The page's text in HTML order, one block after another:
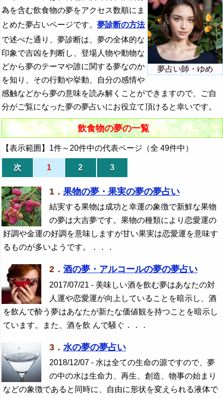
環境や自然の夢
災害や戦いの夢
夢占い師・ゆめ
為を含む飲食物の夢をアクセス数順にま
とめた夢占いページです。 夢診断の方法
で述べた通り、夢診断は、夢の全体的な
印象で吉凶を判断し、登場人物や動物な
どから夢のテーマや誰に関する夢なのか
を知り、その行動や挙動、自分の感情や
感触などから夢の意味を読み解くことができますので、ご自
分がご覧になった夢の夢占いにお役立て頂けると幸いです。
飲食物の夢の一覧
【表示範囲】1件～20件中の代表ページ（全 49件中）
次 1 2 3
1． 果物の夢・果実の夢の夢占い
結実する果物は成功と幸運の象徴で新鮮な果物
の夢は大吉夢です。果物の種類により恋愛運の
好調や金運の好調を意味しますが甘い果実は恋愛運を意味す
るものが多いようです。．．．
2． 酒の夢・アルコールの夢の夢占い
2017/07/21 - 美味しい酒を飲む夢はあなたの対
人運や恋愛運が向上していることを暗示し、酒
を飲んで酔う夢はあなたが新たな価値観を持つことを暗示し
ています。また、酒を飲 んで騒ぐ．．．
3． 水の夢の夢占い
2018/12/07 - 水は全ての生命の源ですので、夢
の中の水は生命力、再生、創造、物事の始まり
などの象徴であると同時に、自由に形状を変えられる液体で